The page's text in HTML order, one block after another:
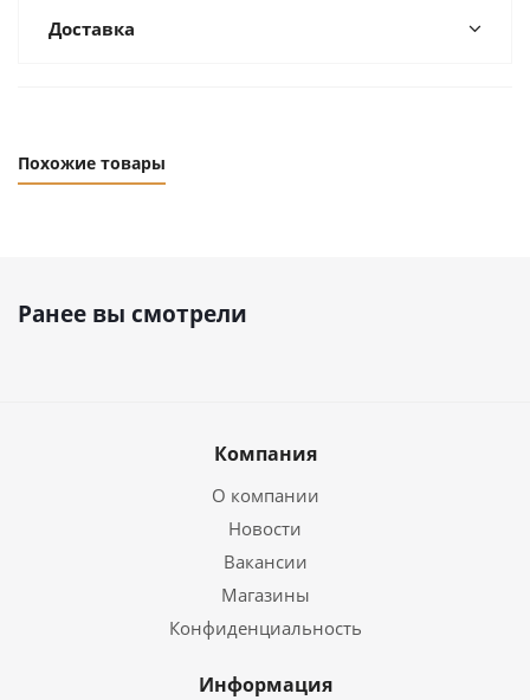
Доставка
Похожие товары
Ранее вы смотрели
Компания
О компании
Новости
Вакансии
Магазины
Конфиденциальность
Информация